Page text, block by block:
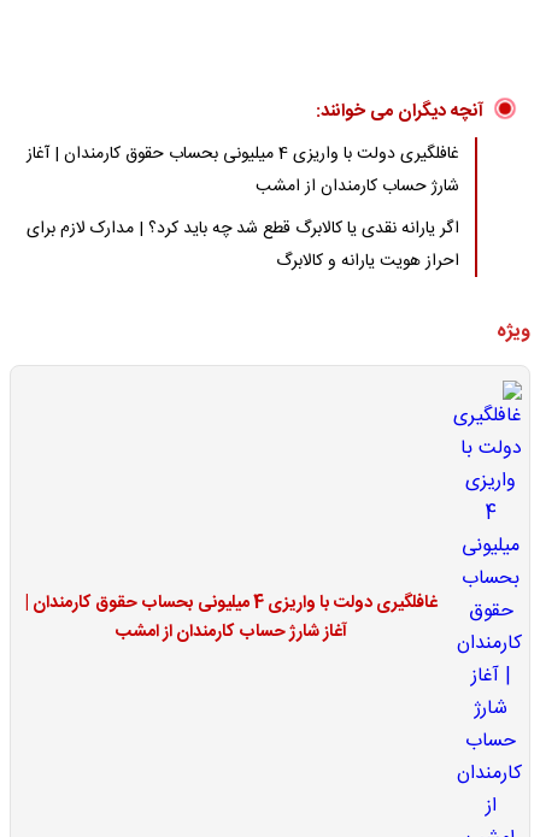
آنچه دیگران می خوانند:
غافلگیری دولت با واریزی 4 میلیونی بحساب حقوق کارمندان | آغاز
شارژ حساب کارمندان از امشب
اگر یارانه نقدی یا کالابرگ قطع شد چه باید کرد؟ | مدارک لازم برای
احراز هویت یارانه و کالابرگ
ویژه
غافلگیری دولت با واریزی 4 میلیونی بحساب حقوق کارمندان |
آغاز شارژ حساب کارمندان از امشب